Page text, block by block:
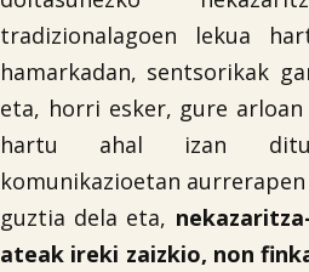
tradizionalagoen lekua
hamarkadan, sentsorikak
eta, horri esker, gure
hartu ahal izan
komunikazioetan
guztia dela eta,
ateak ireki zaizkio, non